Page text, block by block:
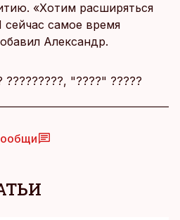
«Хотим расширяться
самое время
Александр.
?????????, "????" ?????